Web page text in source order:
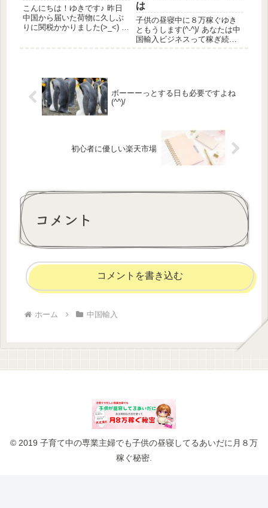
こんにちは！ゆきです♪ 昨日
中国から届いた荷物に久しぶ
りに関税かかりました(>_<) ま
の荷物 課税対象の...
は
子供の昼寝中に８万稼ぐゆき
ともうします(^-^)/ あなたは中
国輸入ビジネスって稼ぎ続け
中国輸入ビジネスを初めて11
年目に入りまし...
ボーーーっとする日も必要ですよね
(^^)/
初心者に優しい楽天市場
コメント
コメントを書き込む
ホーム 中国輸入
© 2019 子育て中の専業主婦でも子供の昼寝してるあいだに月８万
稼ぐ秘密.